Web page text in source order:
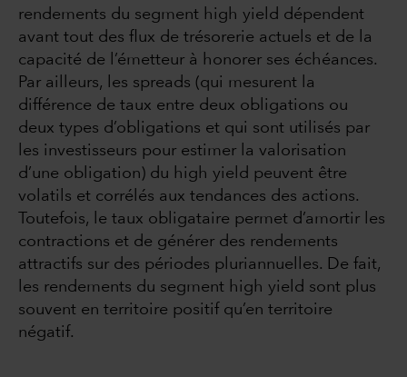
rendements du segment high yield dépendent
avant tout des flux de trésorerie actuels et de la
capacité de l’émetteur à honorer ses échéances.
Par ailleurs, les spreads (qui mesurent la
différence de taux entre deux obligations ou
deux types d’obligations et qui sont utilisés par
les investisseurs pour estimer la valorisation
d’une obligation) du high yield peuvent être
volatils et corrélés aux tendances des actions.
Toutefois, le taux obligataire permet d’amortir les
contractions et de générer des rendements
attractifs sur des périodes pluriannuelles. De fait,
les rendements du segment high yield sont plus
souvent en territoire positif qu’en territoire
négatif.